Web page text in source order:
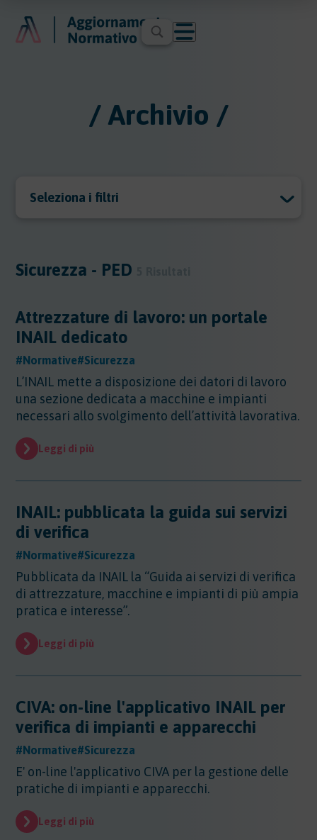
/ Archivio /
Seleziona i filtri
Altri Settori
Altri Settori
Altri Settori - Beni culturali
Altri Settori - Formazione
Altri Settori - Giurisprudenza
Altri Settori - Territorio
Altri Settori - Salute
Ambiente
Ambiente - Acque
Ambiente - Suolo
Ambiente - Rifiuti/SISTRI/RAEE
Ambiente - Inquinamento Elettromagnetico
Ambiente - Inquinamento Acustico
AUA
Ambiente - Rifiuti/RENTRI
Approfondimenti
Certificazioni
Certificazioni - Ecolabel/LCA
Certificazioni - Qualità
Certificazioni - Sicurezza
Certificazioni - CSR
Contributi
Documenti
Documenti
Edilizia
Edilizia
Energia
Evidenza
Normative
Notizie
Regioni
Regioni
Regioni - Abruzzo
Regioni - Calabria
Sentenze
Sentenze
Sicurezza
Sicurezza - PED
Attrezzature di lavoro: un portale
INAIL dedicato
#Normative#Sicurezza
L’INAIL mette a disposizione dei datori di lavoro
una sezione dedicata a macchine e impianti
necessari allo svolgimento dell’attività lavorativa.
Leggi di più
INAIL: pubblicata la guida sui servizi
di verifica
#Normative#Sicurezza
Pubblicata da INAIL la “Guida ai servizi di verifica
di attrezzature, macchine e impianti di più ampia
pratica e interesse”.
Leggi di più
CIVA: on-line l'applicativo INAIL per
verifica di impianti e apparecchi
#Normative#Sicurezza
E' on-line l'applicativo CIVA per la gestione delle
pratiche di impianti e apparecchi.
Leggi di più